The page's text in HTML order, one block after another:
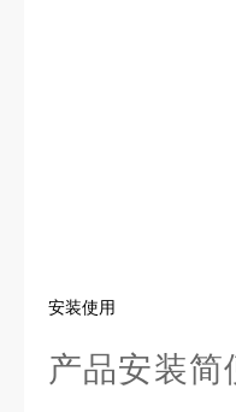
安装使用
产品安装